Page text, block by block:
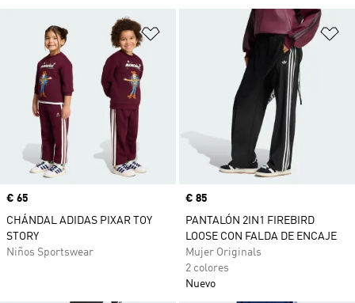
Añadir a la lista de deseos
Precio
€ 65
CHÁNDAL ADIDAS PIXAR TOY
STORY
Niños Sportswear
Precio
€ 85
PANTALÓN 2IN1 FIREBIRD
LOOSE CON FALDA DE ENCAJE
Mujer Originals
2 colores
Nuevo